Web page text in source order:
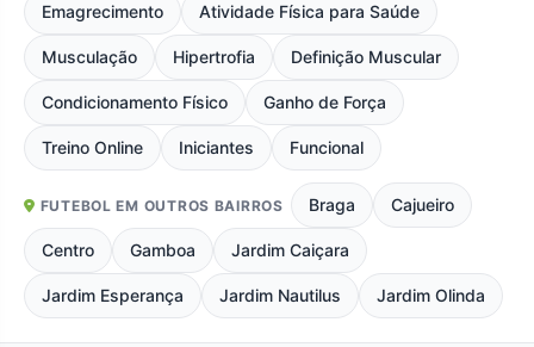
Emagrecimento Atividade Física para Saúde
Musculação Hipertrofia Definição Muscular
Condicionamento Físico Ganho de Força
Treino Online Iniciantes Funcional
FUTEBOL EM OUTROS BAIRROS Braga Cajueiro
Centro Gamboa Jardim Caiçara
Jardim Esperança Jardim Nautilus Jardim Olinda